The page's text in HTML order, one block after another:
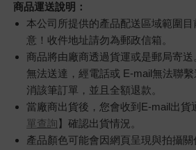
商品運送說明：
本公司所提供的產品配送區域範圍
意！收件地址請勿為郵政信箱。
商品將由廠商透過貨運或是郵局寄
無法送達，經電話或 E-mail無法聯
消該筆訂單，並且全額退款。
當廠商出貨後，您會收到E-mail出貨
單查詢 】確認出貨情況。
產品顏色可能會因網頁呈現與拍攝